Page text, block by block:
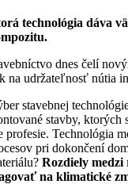
technológia dáva
dnes čelí
na udržateľnosť nútia
stavebnej
stavby, ktorých
profesie. Technológia
pri dokončení
Rozdiely
na klimatické